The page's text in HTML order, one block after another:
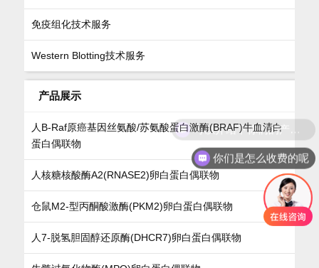
免疫组化技术服务
Western Blotting技术服务
产品展示
人B-Raf原癌基因丝氨酸/苏氨酸蛋白激酶(BRAF)牛血清白
蛋白偶联物
人核糖核酸酶A2(RNASE2)卵白蛋白偶联物
仓鼠M2-型丙酮酸激酶(PKM2)卵白蛋白偶联物
人7-脱氢胆固醇还原酶(DHCR7)卵白蛋白偶联物
你们是怎么收费的呢